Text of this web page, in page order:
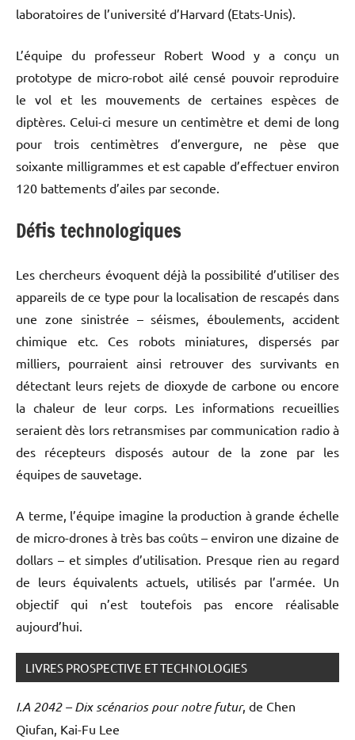
laboratoires de l’université d’Harvard (Etats-Unis).
L’équipe du professeur Robert Wood y a conçu un
prototype de micro-robot ailé censé pouvoir reproduire
le vol et les mouvements de certaines espèces de
diptères. Celui-ci mesure un centimètre et demi de long
pour trois centimètres d’envergure, ne pèse que
soixante milligrammes et est capable d’effectuer environ
120 battements d’ailes par seconde.
Défis technologiques
Les chercheurs évoquent déjà la possibilité d’utiliser des
appareils de ce type pour la localisation de rescapés dans
une zone sinistrée – séismes, éboulements, accident
chimique etc. Ces robots miniatures, dispersés par
milliers, pourraient ainsi retrouver des survivants en
détectant leurs rejets de dioxyde de carbone ou encore
la chaleur de leur corps. Les informations recueillies
seraient dès lors retransmises par communication radio à
des récepteurs disposés autour de la zone par les
équipes de sauvetage.
A terme, l’équipe imagine la production à grande échelle
de micro-drones à très bas coûts – environ une dizaine de
dollars – et simples d’utilisation. Presque rien au regard
de leurs équivalents actuels, utilisés par l’armée. Un
objectif qui n’est toutefois pas encore réalisable
aujourd’hui.
LIVRES PROSPECTIVE ET TECHNOLOGIES
I.A 2042 – Dix scénarios pour notre futur, de Chen
Qiufan, Kai-Fu Lee